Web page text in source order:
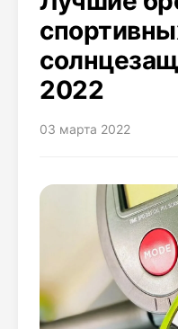
2022
03 марта 2022